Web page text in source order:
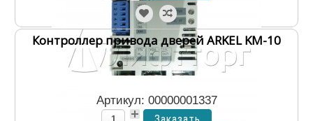
Контроллер привода дверей ARKEL KM-10
Артикул: 00000001337